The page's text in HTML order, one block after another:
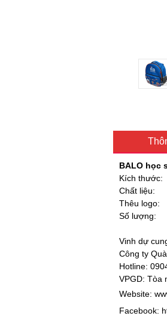
BALO học
Kích thước:
Chất liệu:
Thêu logo:
Số lượng:
Vinh dự
Công ty
Hotline:
VPGD: Tòa
Website:
Facebook: